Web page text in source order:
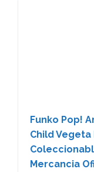
Funko Pop!
Child
Mercancia